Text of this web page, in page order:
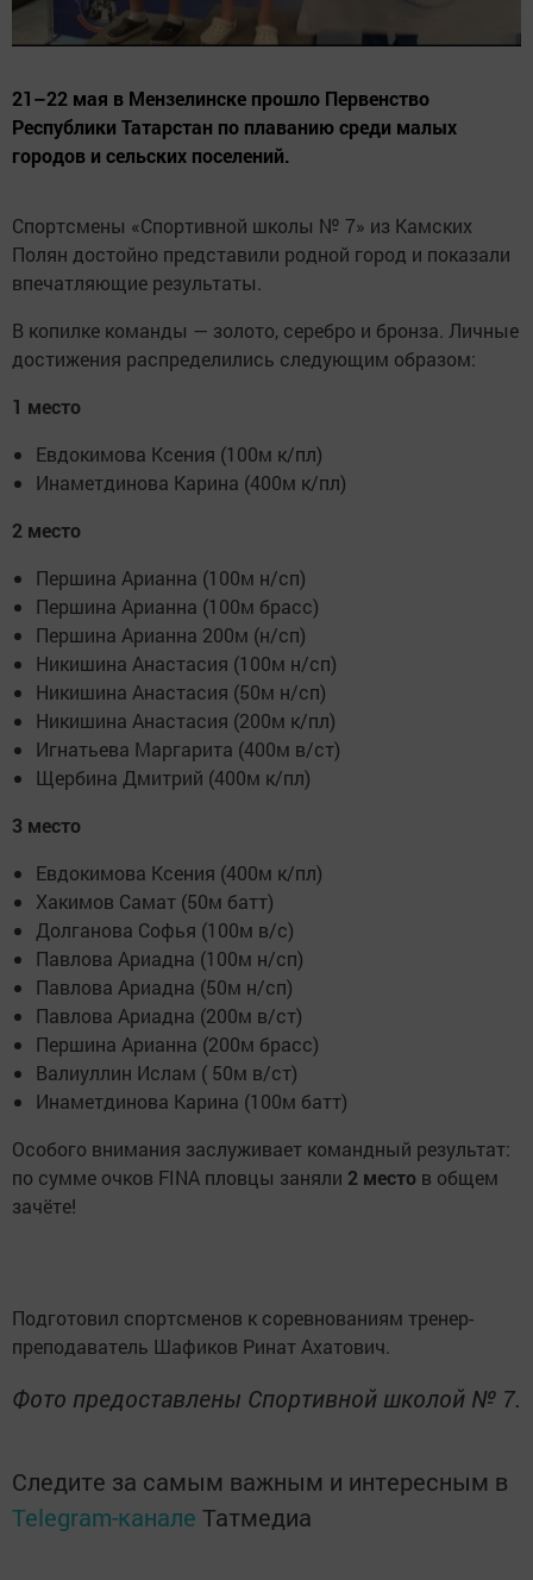
21–22 мая в Мензелинске прошло Первенство
Республики Татарстан по плаванию среди малых
городов и сельских поселений.
Спортсмены «Спортивной школы № 7» из Камских
Полян достойно представили родной город и показали
впечатляющие результаты.
В копилке команды — золото, серебро и бронза. Личные
достижения распределились следующим образом:
1 место
Евдокимова Ксения (100м к/пл)
Инаметдинова Карина (400м к/пл)
2 место
Першина Арианна (100м н/сп)
Першина Арианна (100м брасс)
Першина Арианна 200м (н/сп)
Никишина Анастасия (100м н/сп)
Никишина Анастасия (50м н/сп)
Никишина Анастасия (200м к/пл)
Игнатьева Маргарита (400м в/ст)
Щербина Дмитрий (400м к/пл)
3 место
Евдокимова Ксения (400м к/пл)
Хакимов Самат (50м батт)
Долганова Софья (100м в/с)
Павлова Ариадна (100м н/сп)
Павлова Ариадна (50м н/сп)
Павлова Ариадна (200м в/ст)
Першина Арианна (200м брасс)
Валиуллин Ислам ( 50м в/ст)
Инаметдинова Карина (100м батт)
Особого внимания заслуживает командный результат:
по сумме очков FINA пловцы заняли 2 место в общем
зачёте!
Подготовил спортсменов к соревнованиям тренер-
преподаватель Шафиков Ринат Ахатович.
Фото предоставлены Спортивной школой № 7.
Следите за самым важным и интересным в
Telegram-канале Татмедиа